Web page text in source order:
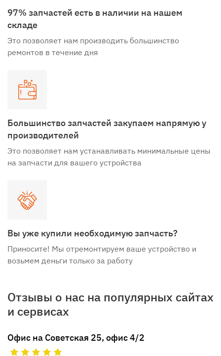
97% запчастей есть в наличии на нашем
складе
Это позволяет нам производить большинство
ремонтов в течение дня
Большинство запчастей закупаем напрямую у
производителей
Это позволяет нам устанавливать минимальные цены
на запчасти для вашего устройства
Вы уже купили необходимую запчасть?
Приносите! Мы отремонтируем ваше устройство и
возьмем деньги только за работу
Отзывы о нас на популярных сайтах
и сервисах
Офис на Советская 25, офис 4/2